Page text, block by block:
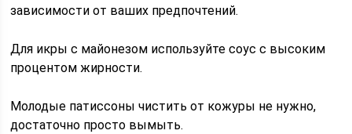
зависимости от ваших предпочтений.
Для икры с майонезом используйте соус с высоким
процентом жирности.
Молодые патиссоны чистить от кожуры не нужно,
достаточно просто вымыть.